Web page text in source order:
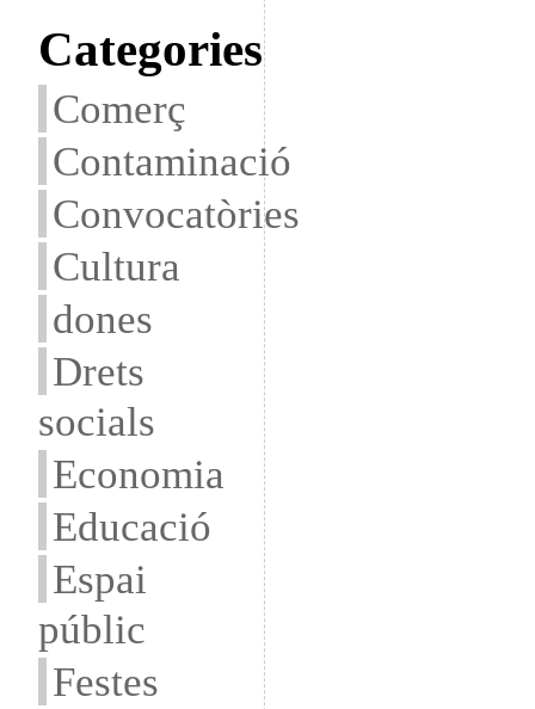
Categories
Comerç
Contaminació
Convocatòries
Cultura
dones
Drets
socials
Economia
Educació
Espai
públic
Festes